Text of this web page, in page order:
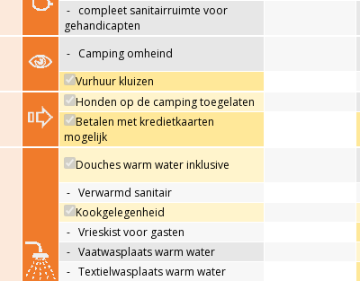
- compleet sanitairruimte voor
gehandicapten
- Camping omheind
Vurhuur kluizen
Honden op de camping toegelaten
Betalen met kredietkaarten
mogelijk
Douches warm water inklusive
- Verwarmd sanitair
Kookgelegenheid
- Vrieskist voor gasten
- Vaatwasplaats warm water
- Textielwasplaats warm water